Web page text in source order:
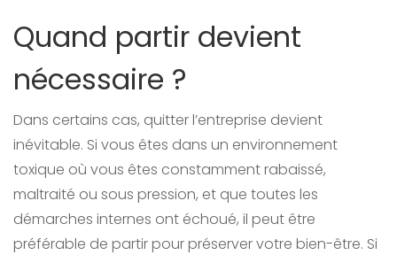
Quand partir devient
nécessaire ?
Dans certains cas, quitter l’entreprise devient
inévitable. Si vous êtes dans un environnement
toxique où vous êtes constamment rabaissé,
maltraité ou sous pression, et que toutes les
démarches internes ont échoué, il peut être
préférable de partir pour préserver votre bien-être. Si